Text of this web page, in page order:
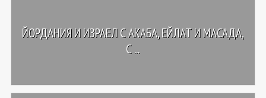
ЙОРДАНИЯ И ИЗРАЕЛ С АКАБА, ЕЙЛАТ И МАСАДА,
С ...